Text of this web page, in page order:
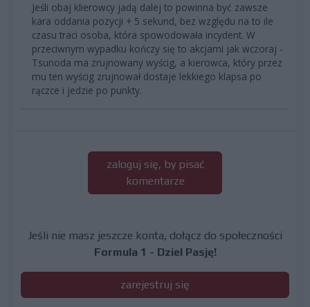
Jeśli obaj klierowcy jadą dalej to powinna być zawsze
kara oddania pozycji + 5 sekund, bez względu na to ile
czasu traci osoba, która spowodowała incydent. W
przeciwnym wypadku kończy się to akcjami jak wczoraj -
Tsunoda ma zrujnowany wyścig, a kierowca, który przez
mu ten wyścig zrujnował dostaje lekkiego klapsa po
rączce i jedzie po punkty.
zaloguj się, by pisać
komentarze
Jeśli nie masz jeszcze konta, dołącz do społeczności
Formula 1 - Dziel Pasję!
zarejestruj się